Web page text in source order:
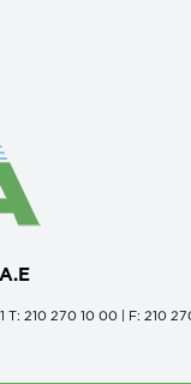
Τ: 210 270 10 00 | F: 210